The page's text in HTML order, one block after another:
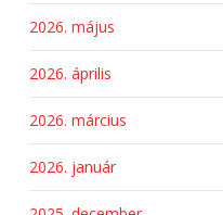
2026. május
2026. április
2026. március
2026. január